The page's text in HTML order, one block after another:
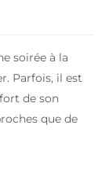
soirée à la
Parfois, il est
de son
que de